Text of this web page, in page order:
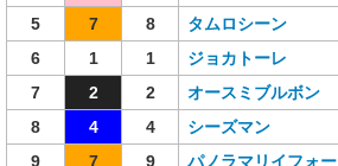
5
7 8 タムロシーン
6
1 1 ジョカトーレ
7
2 2 オースミブルボン
8
4 4 シーズマン
9
7 9 パノラマリイフォー